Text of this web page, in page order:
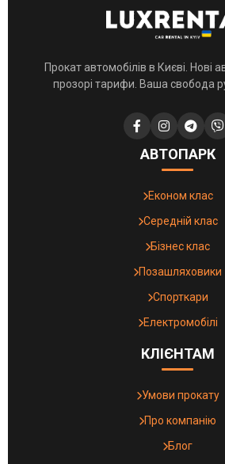
Прокат автомобілів в Києві. Нові
прозорі тарифи. Ваша свобода
АВТОПАРК
Економ клас
Середній клас
Бізнес клас
Позашляховики
Спорткари
Електромобілі
КЛІЄНТАМ
Умови прокату
Про компанію
Блог